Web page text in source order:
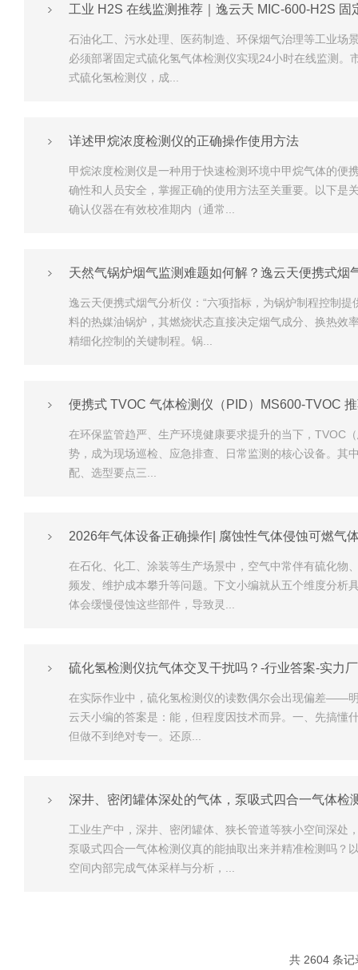
工业 H2S 在线监测推荐｜逸云天 MIC-600-H2S 固
石油化工、污水处理、医药制造、环保烟气治理等工业场
必须部署固定式硫化氢气体检测仪实现24小时在线监测
式硫化氢检测仪，成...
详述甲烷浓度检测仪的正确操作使用方法
甲烷浓度检测仪是一种用于快速检测环境中甲烷气体的便
确性和人员安全，掌握正确的使用方法至关重要。以下是
确认仪器在有效校准期内（通常...
天然气锅炉烟气监测难题如何解？逸云天便携式烟
逸云天便携式烟气分析仪：“六项指标，为锅炉制程控制
料的热媒油锅炉，其燃烧状态直接决定烟气成分、换热效
精细化控制的关键制程。锅...
便携式 TVOC 气体检测仪（PID）MS600-TVOC
在环保监管趋严、生产环境健康要求提升的当下，TVOC
势，成为现场巡检、应急排查、日常监测的核心设备。其
配、选型要点三...
2026年气体设备正确操作| 腐蚀性气体侵蚀可燃气
在石化、化工、涂装等生产场景中，空气中常伴有硫化物
频发、维护成本攀升等问题。下文小编就从五个维度分析
体会缓慢侵蚀这些部件，导致灵...
硫化氢检测仪抗气体交叉干扰吗？-行业答案-实力
在实际作业中，硫化氢检测仪的读数偶尔会出现偏差——
云天小编的答案是：能，但程度因技术而异。一、先搞懂
但做不到绝对专一。还原...
深井、密闭罐体深处的气体，泵吸式四合一气体检
工业生产中，深井、密闭罐体、狭长管道等狭小空间深处
泵吸式四合一气体检测仪真的能抽取出来并精准检测吗？
空间内部完成气体采样与分析，...
共 2604 条